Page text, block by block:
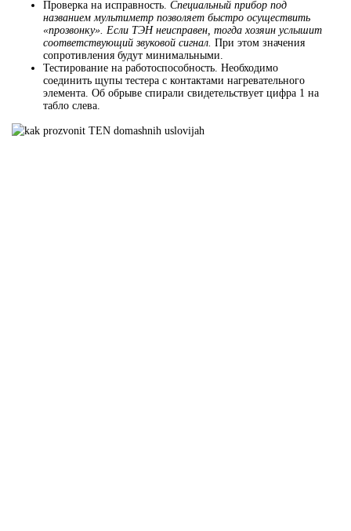
Проверка на исправность. Специальный прибор под
названием мультиметр позволяет быстро осуществить
«прозвонку». Если ТЭН неисправен, тогда хозяин услышит
соответствующий звуковой сигнал. При этом значения
сопротивления будут минимальными.
Тестирование на работоспособность. Необходимо
соединить щупы тестера с контактами нагревательного
элемента. Об обрыве спирали свидетельствует цифра 1 на
табло слева.